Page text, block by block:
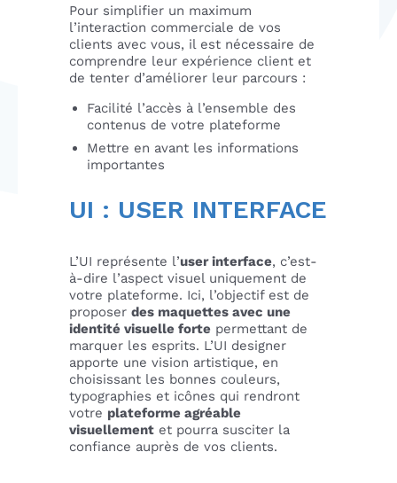
Pour simplifier un maximum
l’interaction commerciale de vos
clients avec vous, il est nécessaire de
comprendre leur expérience client et
de tenter d’améliorer leur parcours :
Facilité l’accès à l’ensemble des
contenus de votre plateforme
Mettre en avant les informations
importantes
UI : USER INTERFACE
L’UI représente l’user interface, c’est-
à-dire l’aspect visuel uniquement de
votre plateforme. Ici, l’objectif est de
proposer des maquettes avec une
identité visuelle forte permettant de
marquer les esprits. L’UI designer
apporte une vision artistique, en
choisissant les bonnes couleurs,
typographies et icônes qui rendront
votre plateforme agréable
visuellement et pourra susciter la
confiance auprès de vos clients.